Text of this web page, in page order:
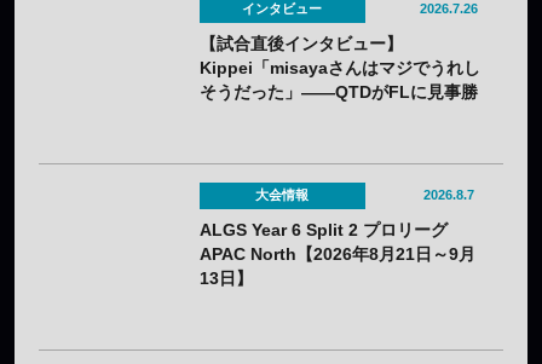
インタビュー 2026.7.26
【試合直後インタビュー】
Kippei「misayaさんはマジでうれし
そうだった」――QTDがFLに見事勝
大会情報 2026.8.7
ALGS Year 6 Split 2 プロリーグ
APAC North【2026年8月21日～9月
13日】